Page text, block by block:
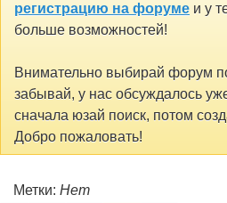
регистрацию на форуме и у
больше возможностей!
Внимательно выбирай форум
забывай, у нас обсуждалось
сначала юзай поиск, потом
Добро пожаловать!
Метки: Нет